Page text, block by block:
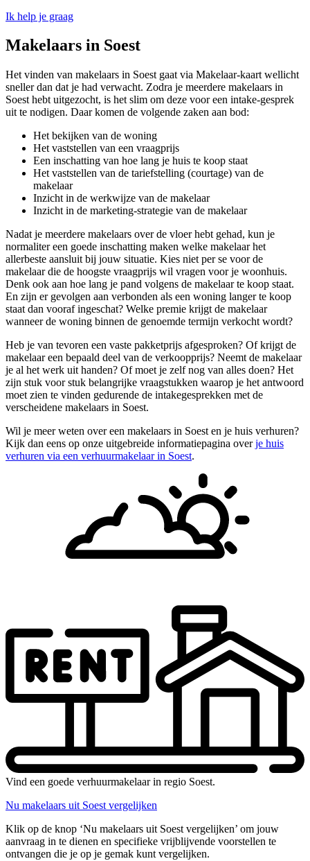
Ik help je graag
Makelaars in Soest
Het vinden van makelaars in Soest gaat via Makelaar-kaart wellicht
sneller dan dat je had verwacht. Zodra je meerdere makelaars in
Soest hebt uitgezocht, is het slim om deze voor een intake-gesprek
uit te nodigen. Daar komen de volgende zaken aan bod:
Het bekijken van de woning
Het vaststellen van een vraagprijs
Een inschatting van hoe lang je huis te koop staat
Het vaststellen van de tariefstelling (courtage) van de
makelaar
Inzicht in de werkwijze van de makelaar
Inzicht in de marketing-strategie van de makelaar
Nadat je meerdere makelaars over de vloer hebt gehad, kun je
normaliter een goede inschatting maken welke makelaar het
allerbeste aansluit bij jouw situatie. Kies niet per se voor de
makelaar die de hoogste vraagprijs wil vragen voor je woonhuis.
Denk ook aan hoe lang je pand volgens de makelaar te koop staat.
En zijn er gevolgen aan verbonden als een woning langer te koop
staat dan vooraf ingeschat? Welke premie krijgt de makelaar
wanneer de woning binnen de genoemde termijn verkocht wordt?
Heb je van tevoren een vaste pakketprijs afgesproken? Of krijgt de
makelaar een bepaald deel van de verkoopprijs? Neemt de makelaar
je al het werk uit handen? Of moet je zelf nog van alles doen? Het
zijn stuk voor stuk belangrijke vraagstukken waarop je het antwoord
moet zien te vinden gedurende de intakegesprekken met de
verscheidene makelaars in Soest.
Wil je meer weten over een makelaars in Soest en je huis verhuren?
Kijk dan eens op onze uitgebreide informatiepagina overje huis
verhuren via een verhuurmakelaar in Soest.
Vind een goede verhuurmakelaar in regio Soest.
Nu makelaars uit Soest vergelijken
Klik op de knop ‘Nu makelaars uit Soest vergelijken’ om jouw
aanvraag in te dienen en specifieke vrijblijvende voorstellen te
ontvangen die je op je gemak kunt vergelijken.